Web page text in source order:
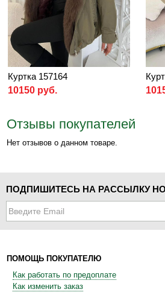
Куртка 157164
10150 руб.
Отзывы покупателей
Нет отзывов о данном товаре.
ПОДПИШИТЕСЬ НА РАССЫЛКУ
ПОМОЩЬ ПОКУПАТЕЛЮ
Как работать по предоплате
Как изменить заказ